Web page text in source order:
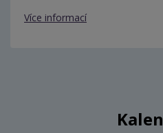
Více informací